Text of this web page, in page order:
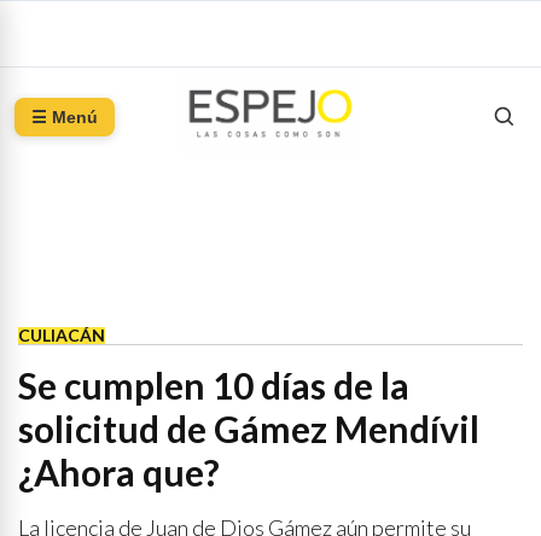
☰ Menú
CULIACÁN
Se cumplen 10 días de la
solicitud de Gámez Mendívil
¿Ahora que?
La licencia de Juan de Dios Gámez aún permite su